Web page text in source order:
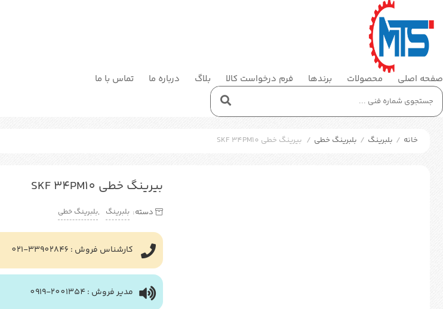
صفحه اصلی محصولات برندها فرم درخواست کالا بلاگ درباره ما تماس با ما
خانه / بلبرینگ / بلبرینگ خطی / بیرینگ خطی SKF 34PM10
بیرینگ خطی SKF 34PM10
دسته: بلبرینگ ,بلبرینگ خطی
کارشناس فروش : 33902846-021
مدیر فروش : 2001354-0919